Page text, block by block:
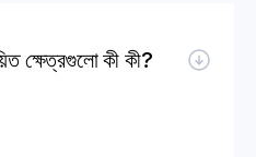
ক্ষেত্রগুলো কী কী?